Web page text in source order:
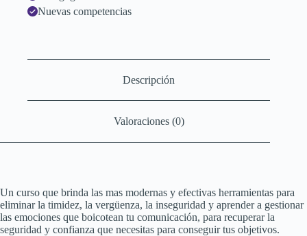
Nuevas competencias
Descripción
Valoraciones (0)
Un curso que brinda las mas modernas y efectivas herramientas para
eliminar la timidez, la vergüenza, la inseguridad y aprender a gestionar
las emociones que boicotean tu comunicación, para recuperar la
seguridad y confianza que necesitas para conseguir tus objetivos.